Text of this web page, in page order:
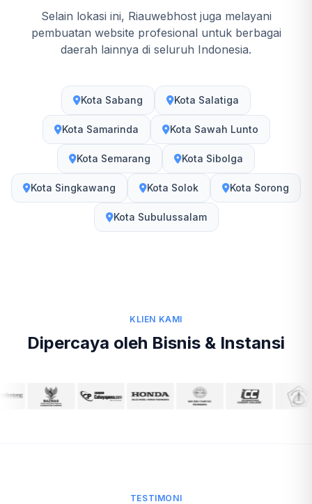
Selain lokasi ini, Riauwebhost juga melayani
pembuatan website profesional untuk berbagai
daerah lainnya di seluruh Indonesia.
Kota Sabang Kota Salatiga
Kota Samarinda Kota Sawah Lunto
Kota Semarang Kota Sibolga
Kota Singkawang Kota Solok Kota Sorong
Kota Subulussalam
KLIEN KAMI
Dipercaya oleh Bisnis & Instansi
TESTIMONI